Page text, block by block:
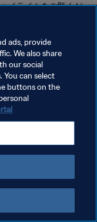
イライトをご覧くだ
ads, provide
We also share
our social
You can select
buttons on the